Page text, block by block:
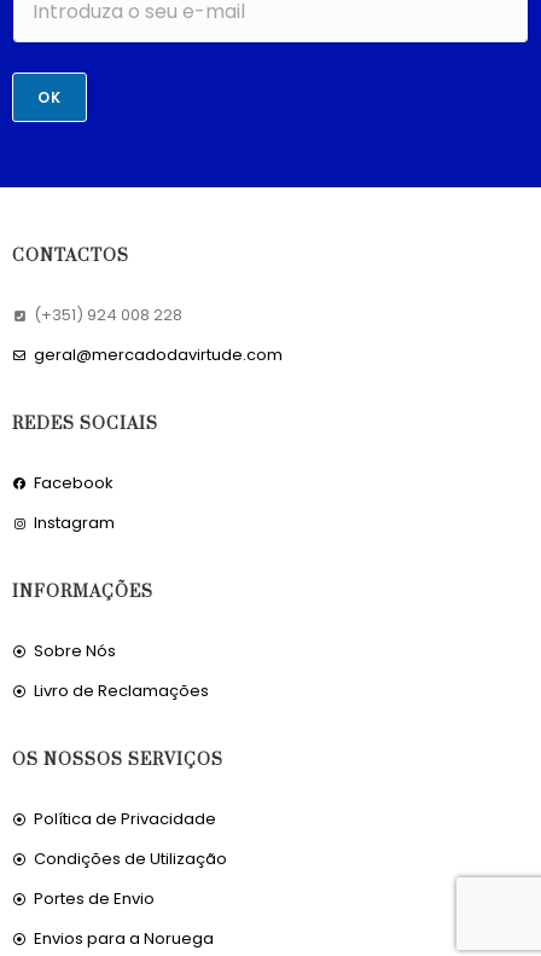
OK
CONTACTOS
(+351) 924 008 228
geral@mercadodavirtude.com
REDES SOCIAIS
Facebook
Instagram
INFORMAÇÕES
Sobre Nós
Livro de Reclamações
OS NOSSOS SERVIÇOS
Política de Privacidade
Condições de Utilização
Portes de Envio
Envios para a Noruega